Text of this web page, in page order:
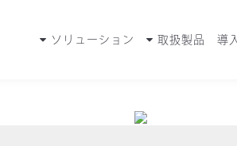
ソリューション 取扱製品 導